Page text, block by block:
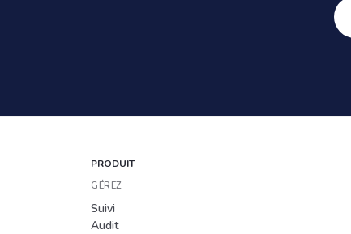
PRODUIT
GÉREZ
Suivi
Audit